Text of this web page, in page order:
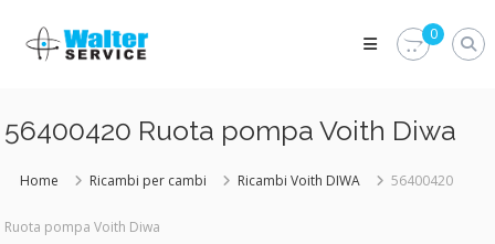
content
Walter
Service
parti
del
Vieni
0
56400420 Ruota pompa Voith Diwa
Home Ricambi per cambi Ricambi Voith DIWA 56400420
Ruota pompa Voith Diwa